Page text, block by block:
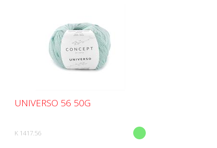
UNIVERSO 56 50G
K 1417.56